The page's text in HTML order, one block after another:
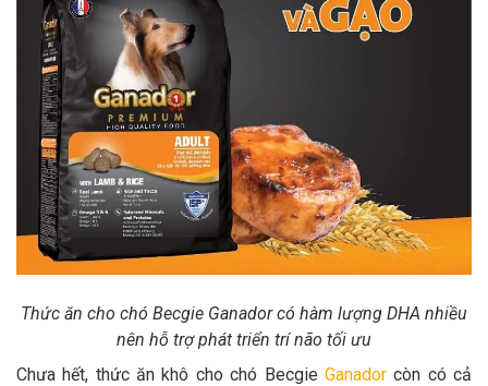
Thức ăn cho chó Becgie Ganador có hàm lượng DHA nhiều
nên hỗ trợ phát triển trí não tối ưu
Chưa hết, thức ăn khô cho chó Becgie Ganadorcòn có cả